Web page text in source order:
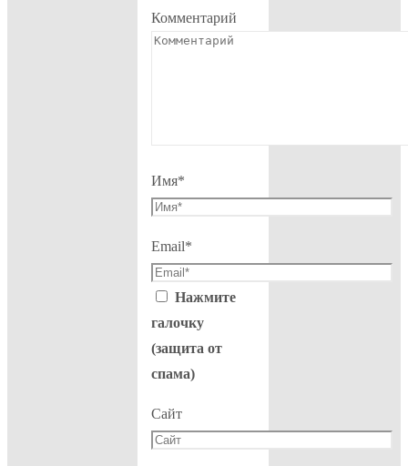
Комментарий
Имя*
Email*
Нажмите
галочку
(защита от
спама)
Сайт